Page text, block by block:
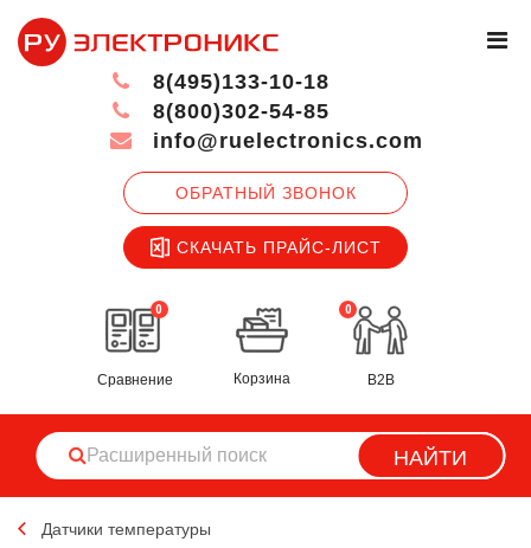
ОБРАТНЫЙ ЗВОНОК
СКАЧАТЬ ПРАЙС-ЛИСТ
8(495)133-10-18
8(800)302-54-85
info@ruelectronics.com
0
Сравнение
0
Корзина B2B
НАЙТИ
Датчики температуры